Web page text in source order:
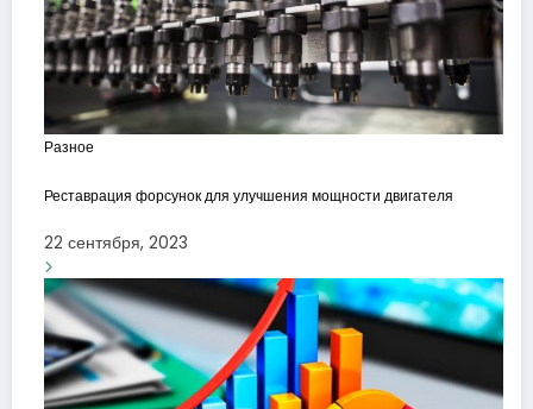
Разное
Реставрация форсунок для улучшения мощности двигателя
22 сентября, 2023